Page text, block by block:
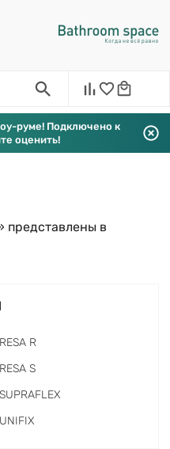
руме! Подключено к
оценить!
представлены в
RESA R
RESA S
SUPRAFLEX
UNIFIX